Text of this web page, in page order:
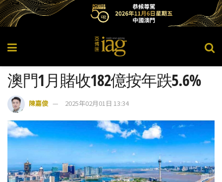
澳門1月賭收182億按年跌5.6%
陳嘉俊 2025年02月01日 13:34